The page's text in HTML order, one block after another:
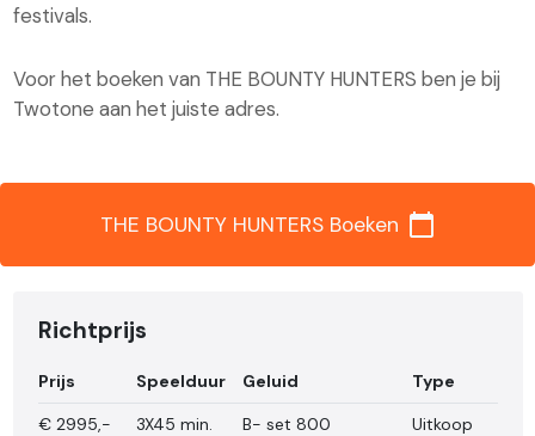
festivals.
Voor het boeken van THE BOUNTY HUNTERS ben je bij
Twotone aan het juiste adres.
THE BOUNTY HUNTERS Boeken calendar_today
Richtprijs
Prijs Speelduur Geluid
Type
€ 2995,- 3X45 min.
B- set 800
Uitkoop